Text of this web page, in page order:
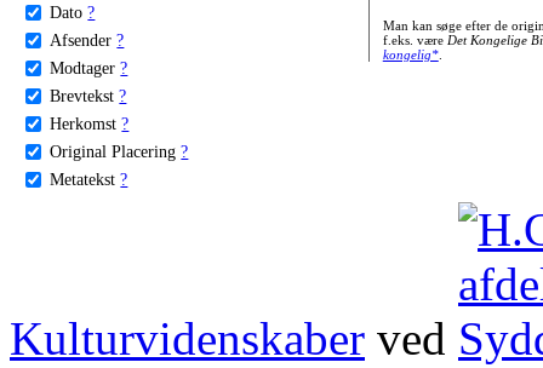
Dato ?
Afsender ?
Modtager ?
Brevtekst ?
Herkomst ?
Original Placering ?
Metatekst ?
Man kan søge efter de
f.eks. være Det Kongelige
kongelig*.
Kulturvidenskaber ved